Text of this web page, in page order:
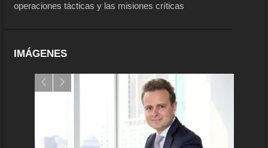
operaciones tácticas y las misiones críticas
IMÁGENES